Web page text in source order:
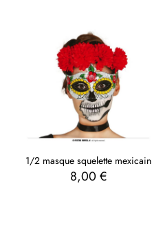
1/2 masque squelette mexicain
8,00 €